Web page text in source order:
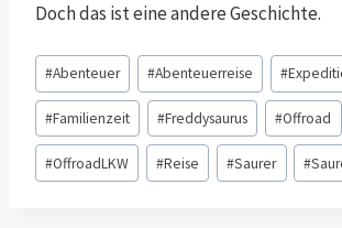
Doch das ist eine andere Geschichte.
Schlagworte:
#Abenteuer #Abenteuerreise #
#Familienzeit #Freddysaurus #Offroad
#OffroadLKW #Reise #Saurer #